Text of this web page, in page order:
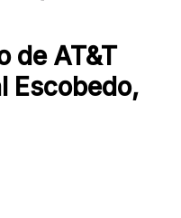
de AT&T
Escobedo,